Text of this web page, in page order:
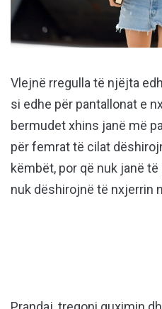
Vlejnë rregulla të njëjta
si edhe për pantallonat e
bermudet xhins janë më
për femrat të cilat
këmbët, por që nuk janë
nuk dëshirojnë të nxjerrin